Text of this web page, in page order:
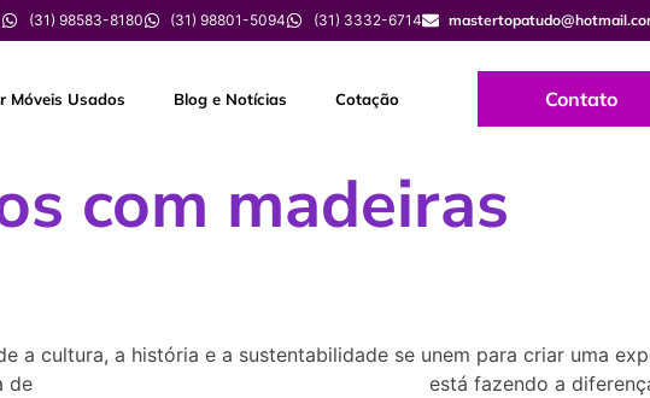
(31) 98583-8180 (31) 98801-5094 (31) 3332-6714
Móveis Usados Blog e Notícias Cotação Contato
com madeiras
a cultura, a história e a sustentabilidade se unem para criar uma
de
está fazendo a